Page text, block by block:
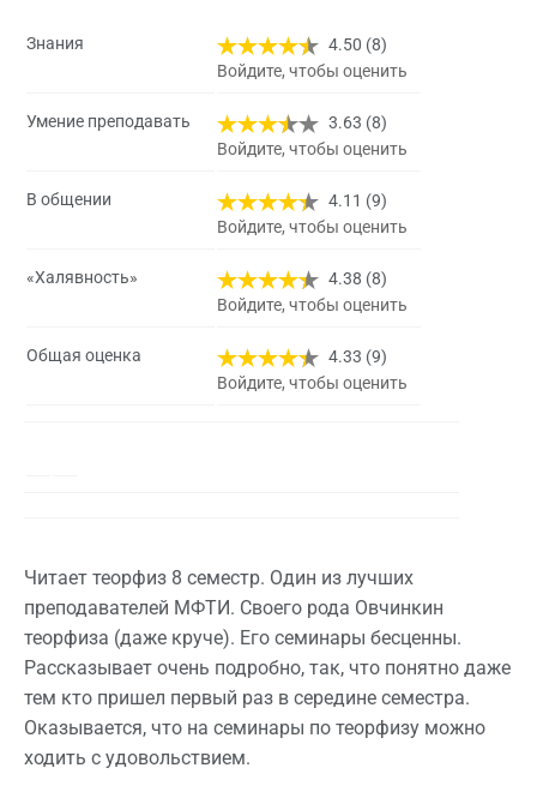
Знания
4.50 (8)
Войдите, чтобы оценить
Умение преподавать
3.63 (8)
Войдите, чтобы оценить
В общении
4.11 (9)
Войдите, чтобы оценить
«Халявность»
4.38 (8)
Войдите, чтобы оценить
Общая оценка
4.33 (9)
Войдите, чтобы оценить
Читает теорфиз 8 семестр. Один из лучших
преподавателей МФТИ. Своего рода Овчинкин
теорфиза (даже круче). Его семинары бесценны.
Рассказывает очень подробно, так, что понятно даже
тем кто пришел первый раз в середине семестра.
Оказывается, что на семинары по теорфизу можно
ходить с удовольствием.